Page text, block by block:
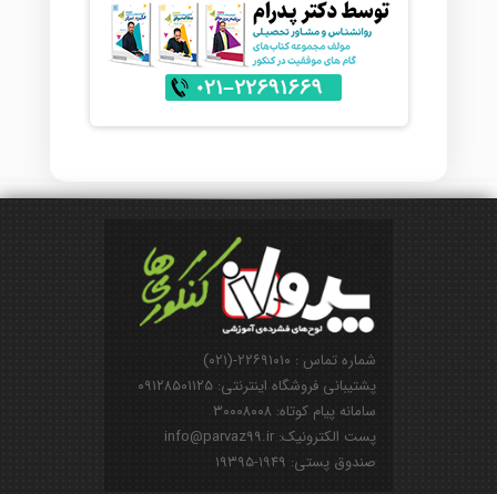
شماره تماس : ۲۲۶۹۱۰۱۰-(۰۲۱)
پشتیبانی فروشگاه اینترنتی: ۰۹۱۲۸۵۰۱۱۲۵
سامانه پیام کوتاه: ۳۰۰۰۸۰۰۸
پست الکترونیک: info@parvaz99.ir
صندوق پستی: ۱۹۴۹-۱۹۳۹۵